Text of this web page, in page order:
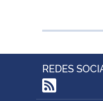
REDES